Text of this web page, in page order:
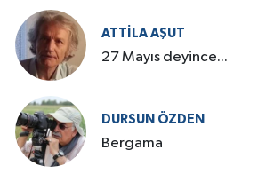
ATTILA AŞUT
27 Mayıs deyince...
DURSUN ÖZDEN
Bergama